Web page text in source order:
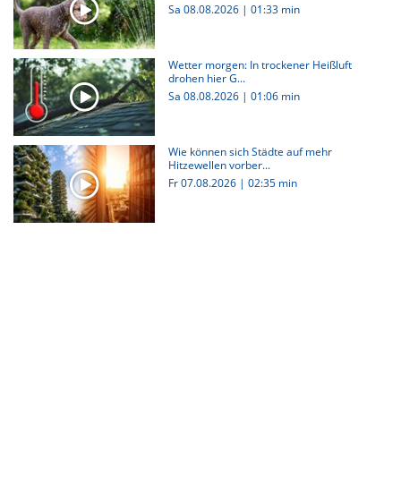
Sa 08.08.2026 | 01:33 min
Wetter morgen: In trockener Heißluft
drohen hier G...
Sa 08.08.2026 | 01:06 min
Wie können sich Städte auf mehr
Hitzewellen vorber...
Fr 07.08.2026 | 02:35 min